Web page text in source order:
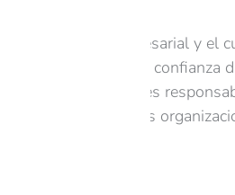
La ética en la IA empresarial y
diferenciarse y generar
posicionan como líderes
es momento de que las